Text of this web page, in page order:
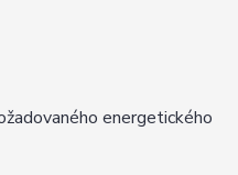
energetického